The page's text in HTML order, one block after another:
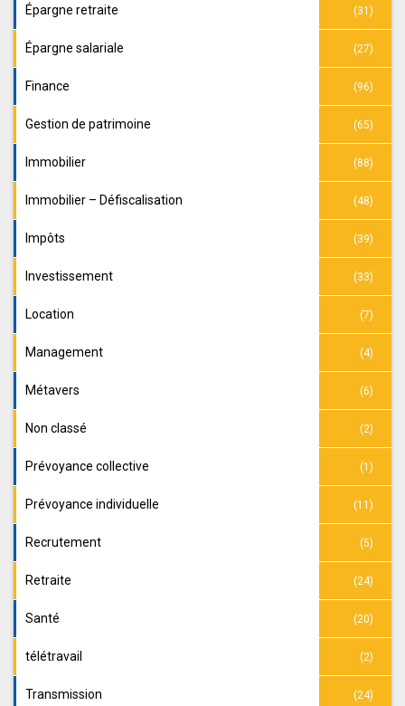
Épargne retraite (31)
Épargne salariale (27)
Finance (96)
Gestion de patrimoine (65)
Immobilier (88)
Immobilier – Défiscalisation (48)
Impôts (39)
Investissement (33)
Location (7)
Management (4)
Métavers (6)
Non classé (2)
Prévoyance collective (1)
Prévoyance individuelle (11)
Recrutement (5)
Retraite (24)
Santé (20)
télétravail (2)
Transmission (24)